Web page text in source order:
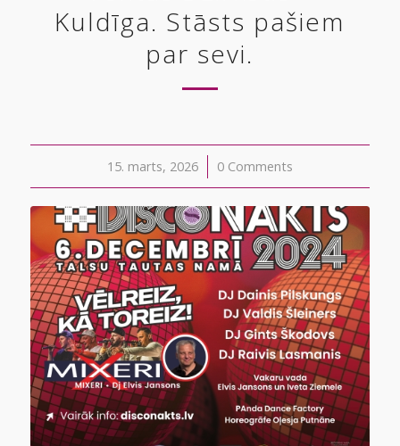
Kuldīga. Stāsts pašiem
par sevi.
15. marts, 2026
/ 0 Comments